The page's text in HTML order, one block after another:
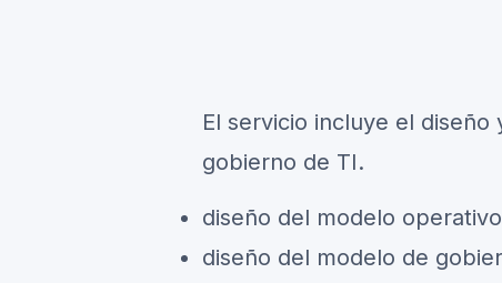
El servicio incluye el
gobierno de TI.
diseño del modelo
diseño del modelo de